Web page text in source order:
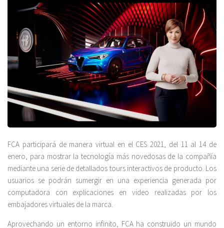
FCA participará de manera virtual en el CES 2021, del 11 al 14 de
enero, para mostrar la tecnología más novedosas de la compañía
mediante una serie de detallados tours interactivos de producto. Los
usuarios se podrán sumergir en una experiencia generada por
computadora con explicaciones en video realizadas por los
embajadores virtuales de la marca.
Aprovechando un entorno infinito, FCA ha construido un mundo